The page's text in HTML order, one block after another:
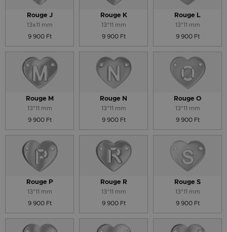
Rouge J
13x11 mm
9 900 Ft
Rouge K
13*11 mm
9 900 Ft
Rouge L
13*11 mm
9 900 Ft
Rouge M
13*11 mm
9 900 Ft
Rouge N
13*11 mm
9 900 Ft
Rouge O
13*11 mm
9 900 Ft
Rouge P
13*11 mm
9 900 Ft
Rouge R
13*11 mm
9 900 Ft
Rouge S
13*11 mm
9 900 Ft